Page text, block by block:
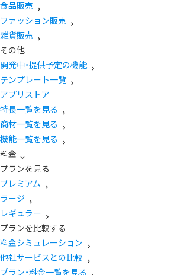
食品販売
ファッション販売
雑貨販売
その他
開発中・提供予定の機能
テンプレート一覧
アプリストア
特長一覧を見る
商材一覧を見る
機能一覧を見る
料金
プランを見る
プレミアム
ラージ
レギュラー
プランを比較する
料金シミュレーション
他社サービスとの比較
プラン・料金一覧を見る